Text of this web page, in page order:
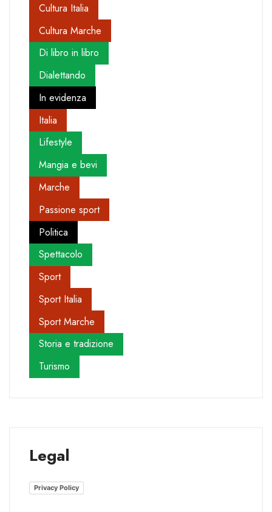
Cultura Italia
Cultura Marche
Di libro in libro
Dialettando
In evidenza
Italia
Lifestyle
Mangia e bevi
Marche
Passione sport
Politica
Spettacolo
Sport
Sport Italia
Sport Marche
Storia e tradizione
Turismo
Legal
Privacy Policy